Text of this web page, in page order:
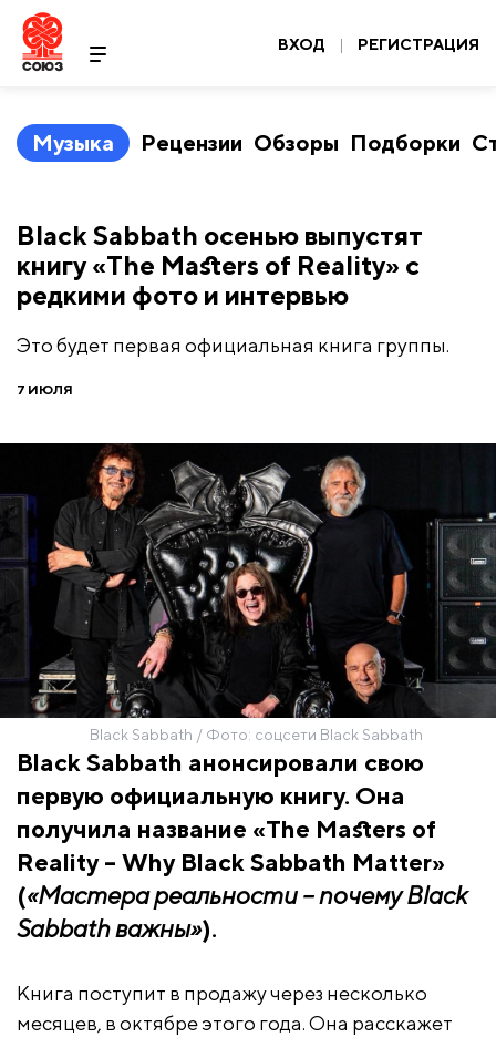
ВХОД | РЕГИСТРАЦИЯ
Музыка Рецензии Обзоры Подборки
Black Sabbath осенью выпустят
книгу «The Masters of Reality» с
редкими фото и интервью
Это будет первая официальная книга группы.
7 ИЮЛЯ
Black Sabbath / Фото: соцсети Black Sabbath
Black Sabbath анонсировали свою
первую официальную книгу. Она
получила название «The Masters of
Reality – Why Black Sabbath Matter»
(«Мастера реальности – почему Black
Sabbath важны»).
Книга поступит в продажу через несколько
месяцев, в октябре этого года. Она расскажет